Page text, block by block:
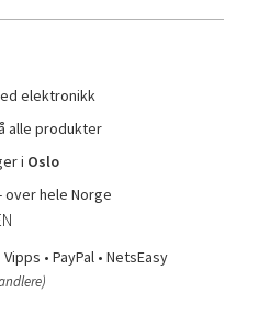
elektronikk
alle produkter
i Oslo
over hele Norge
• PayPal • NetsEasy